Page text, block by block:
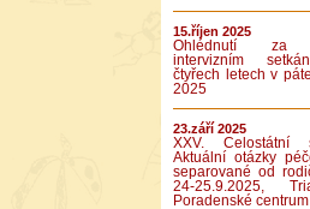
15.říjen 2025
Ohlédnutí za
intervizním
čtyřech letech v
2025
23.září 2025
XXV. Celostátní
Aktuální otázky
separované od
24-25.9.2025,
Poradenské centrum